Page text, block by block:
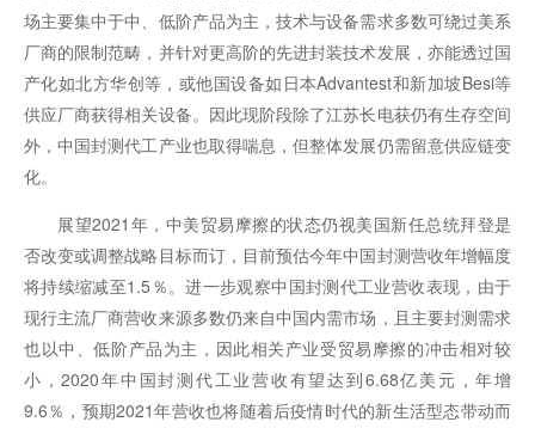
场主要集中于中、低阶产品为主，技术与设备需求多数可绕过美系
厂商的限制范畴，并针对更高阶的先进封装技术发展，亦能透过国
产化如北方华创等，或他国设备如日本Advantest和新加坡Besi等
供应厂商获得相关设备。因此现阶段除了江苏长电获仍有生存空间
外，中国封测代工产业也取得喘息，但整体发展仍需留意供应链变
化。
展望2021年，中美贸易摩擦的状态仍视美国新任总统拜登是
否改变或调整战略目标而订，目前预估今年中国封测营收年增幅度
将持续缩减至1.5％。进一步观察中国封测代工业营收表现，由于
现行主流厂商营收来源多数仍来自中国内需市场，且主要封测需求
也以中、低阶产品为主，因此相关产业受贸易摩擦的冲击相对较
小，2020年中国封测代工业营收有望达到6.68亿美元，年增
9.6％，预期2021年营收也将随着后疫情时代的新生活型态带动而